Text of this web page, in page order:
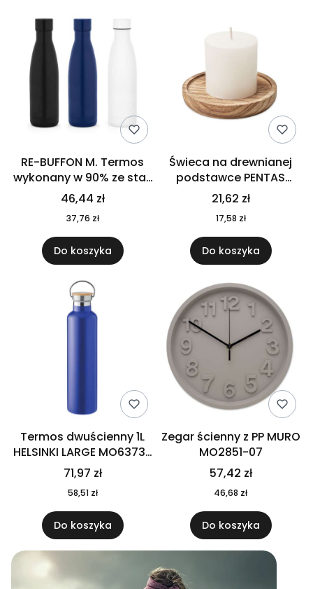
RE-BUFFON M. Termos
wykonany w 90% ze stali
nierdzewnej
pochodzącej z
recyklingu 520 ml 94294
46,44 zł
37,76 zł
Do koszyka
Świeca na drewnianej
podstawce PENTAS
MO6282-40
21,62 zł
17,58 zł
Do koszyka
Termos dwuścienny 1L
HELSINKI LARGE MO6373-
04
71,97 zł
58,51 zł
Do koszyka
Zegar ścienny z PP MURO
MO2851-07
57,42 zł
46,68 zł
Do koszyka